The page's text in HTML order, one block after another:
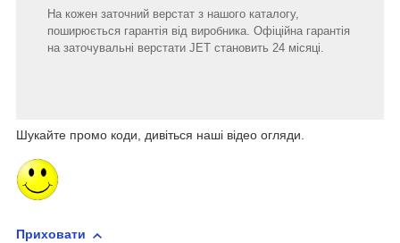
На кожен заточний верстат з нашого каталогу,
поширюється гарантія від виробника. Офіційна гарантія
на заточувальні верстати JET становить 24 місяці.
Шукайте промо коди, дивіться наші відео огляди.
Приховати